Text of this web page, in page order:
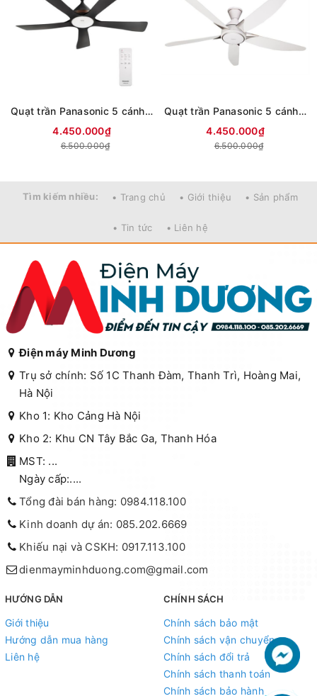
Quạt trần Panasonic 5 cánh F-60GDN
4.450.000₫
6.500.000₫
Quạt trần Panasonic 5 cánh F-60GDS-W 40W
4.450.000₫
6.500.000₫
Tìm kiếm nhiều: • Trang chủ • Giới thiệu • Sản phẩm
• Tin tức • Liên hệ
Điện máy Minh Dương
Trụ sở chính: Số 1C Thanh Đàm, Thanh Trì, Hoàng Mai,
Hà Nội
Kho 1: Kho Cảng Hà Nội
Kho 2: Khu CN Tây Bắc Ga, Thanh Hóa
MST: ...
Ngày cấp:....
Tổng đài bán hàng: 0984.118.100
Kinh doanh dự án: 085.202.6669
Khiếu nại và CSKH: 0917.113.100
dienmayminhduong.com@gmail.com
HƯỚNG DẪN
Giới thiệu
Hướng dẫn mua hàng
Liên hệ
CHÍNH SÁCH
Chính sách bảo mật
Chính sách vận chuyển
Chính sách đổi trả
Chính sách thanh toán
Chính sách bảo hành